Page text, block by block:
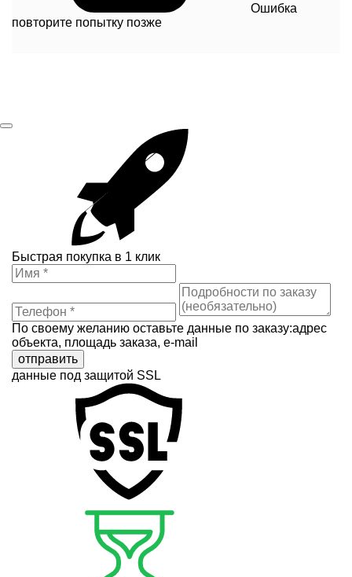
Ошибка
повторите попытку позже
Быстрая покупка в 1 клик
По своему желанию оставьте данные по заказу:адрес
объекта, площадь заказа, e-mail
отправить
данные под защитой SSL